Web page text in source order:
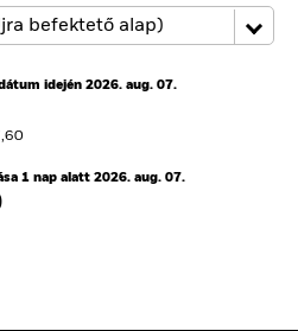
idején 2026. aug. 07.
1 nap alatt 2026. aug. 07.